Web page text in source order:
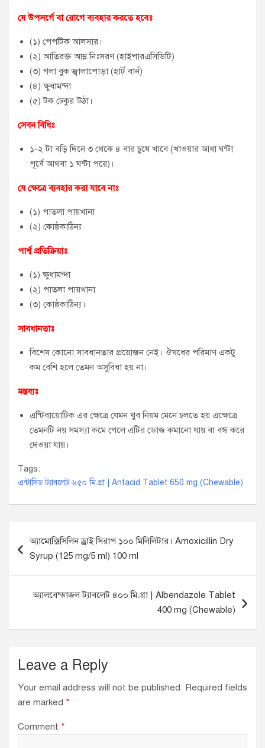
যে উপসর্গে বা রোগে ব্যবহার করতে হবেঃ
(১) পেপটিক আলসার।
(২) আতিরক্ত আম্ল নিঃসরণ (হাইপারএসিডিটি)
(৩) গলা বুক জ্বালাপোড়া (হার্ট বার্ন)
(৪) ক্ষুধামন্দা
(৫) টক ঢেকুর উঠা।
সেবন বিধিঃ
১-২ টা বড়ি দিনে ৩ থেকে ৪ বার চুষে খাবে (খাওয়ার আধা ঘন্টা
পূর্বে আথবা ১ ঘন্টা পরে)।
যে ক্ষেত্রে ব্যবহার করা যাবে নাঃ
(১) পাতলা পায়খানা
(২) কোষ্ঠকাঠিন্য
পার্শ্ব প্রতিক্রিয়াঃ
(১) ক্ষুধামন্দা
(২) পাতলা পায়খানা
(৩) কোষ্ঠকাঠিন্য।
সাবধানতাঃ
বিশেষ কোনো সাবধানতার প্রয়োজন নেই। ঔষধের পরিমাণ একটু
কম বেশি হলে তেমন অসুবিধা হয় না।
মন্তব্যঃ
এন্টিবায়োটিক এর ক্ষেত্রে যেমন খুব নিয়ম মেনে চলতে হয় এক্ষেত্রে
তেমনটি নয় সমস্যা কমে গেলে এটির ডোজ কমানো যায় বা বন্ধ করে
দেওয়া যায়।
Tags:
এন্টাসিড ট্যাবলেট ৬৫০ মি.গ্রা | Antacid Tablet 650 mg (Chewable)
a
অ্যামোক্সিসিলিন ড্রাই সিরাপ ১০০ মিলিলিটার। Amoxicillin Dry
Syrup (125 mg/5 ml) 100 ml
অ্যালবেন্ডাজল ট্যাবলেট ৪০০ মি.গ্রা | Albendazole Tablet
400 mg (Chewable)
Leave a Reply
Your email address will not be published. Required fields
are marked *
Comment *